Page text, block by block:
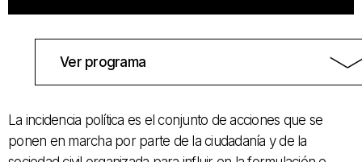
Ver programa
La incidencia política es el conjunto de acciones que se
ponen en marcha por parte de la ciudadanía y de la